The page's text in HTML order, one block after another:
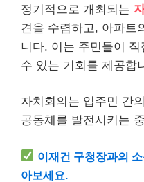
정기적으로 개최되는
견을 수렴하고, 아파트
니다. 이는 주민들이
수 있는 기회를 제공합
자치회의는 입주민 간
공동체를 발전시키는
이재건 구청장과의
아보세요.